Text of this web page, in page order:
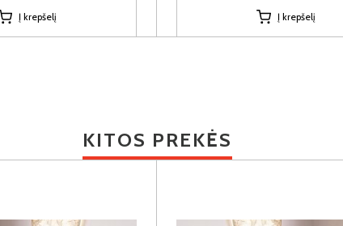
Į krepšelį Į krepšelį
KITOS PREKĖS